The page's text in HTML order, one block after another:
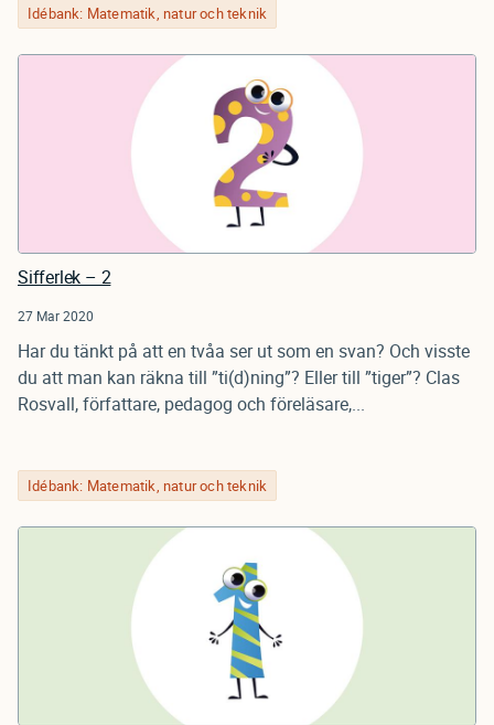
Idébank: Matematik, natur och teknik
Sifferlek – 2
27 Mar 2020
Har du tänkt på att en tvåa ser ut som en svan? Och visste
du att man kan räkna till ”ti(d)ning”? Eller till ”tiger”? Clas
Rosvall, författare, pedagog och föreläsare,...
Idébank: Matematik, natur och teknik